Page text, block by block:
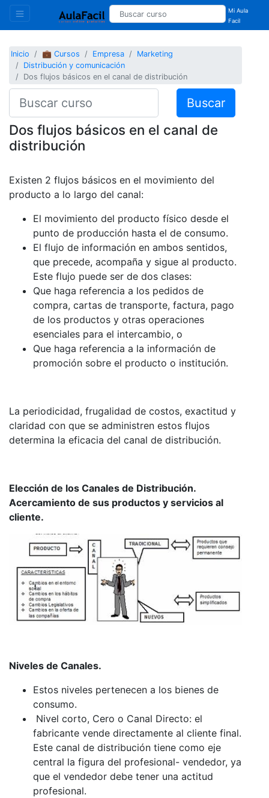
Mi Aula
Facil
Inicio 💼 Cursos Empresa
Marketing
Distribución y comunicación
Dos flujos básicos en el canal de distribución
Buscar
Dos flujos básicos en el canal de
distribución
Existen 2 flujos básicos en el movimiento del
producto a lo largo del canal:
El movimiento del producto físico desde el
punto de producción hasta el de consumo.
El flujo de información en ambos sentidos,
que precede, acompaña y sigue al producto.
Este flujo puede ser de dos clases:
Que haga referencia a los pedidos de
compra, cartas de transporte, factura, pago
de los productos y otras operaciones
esenciales para el intercambio, o
Que haga referencia a la información de
promoción sobre el producto o institución.
La periodicidad, frugalidad de costos, exactitud y
claridad con que se administren estos flujos
determina la eficacia del canal de distribución.
Elección de los Canales de Distribución.
Acercamiento de sus productos y servicios al
cliente.
Niveles de Canales.
Estos niveles pertenecen a los bienes de
consumo.
Nivel corto, Cero o Canal Directo: el
fabricante vende directamente al cliente final.
Este canal de distribución tiene como eje
central la figura del profesional- vendedor, ya
que el vendedor debe tener una actitud
profesional.